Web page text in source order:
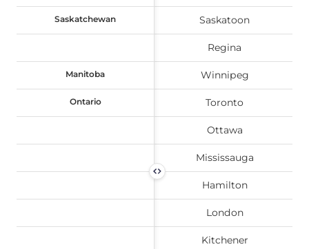
Saskatchewan Saskatoon
Regina
Manitoba Winnipeg
Ontario Toronto
Ottawa
Mississauga
Hamilton
London
Kitchener
Saskatchewan
Manitoba
Ontario